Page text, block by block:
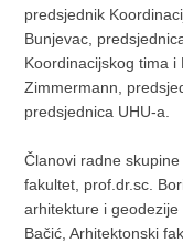
predsjednik
Bunjevac,
Koordinacijskog tima
Zimmermann,
predsjednica UHU-a.
Članovi radne
fakultet, prof.dr.sc.
arhitekture i
Bačić, Arhitektonski